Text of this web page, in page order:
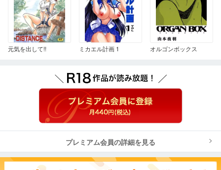
元気を出して!! ミカエル計画 1 オルゴンボックス
プレミアム会員の詳細を見る